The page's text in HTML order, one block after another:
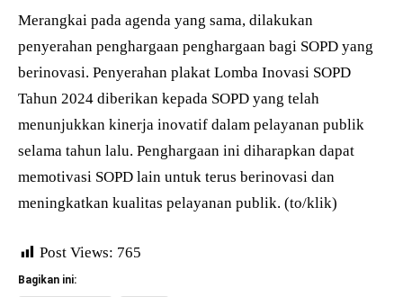
Merangkai pada agenda yang sama, dilakukan
penyerahan penghargaan penghargaan bagi SOPD yang
berinovasi. Penyerahan plakat Lomba Inovasi SOPD
Tahun 2024 diberikan kepada SOPD yang telah
menunjukkan kinerja inovatif dalam pelayanan publik
selama tahun lalu. Penghargaan ini diharapkan dapat
memotivasi SOPD lain untuk terus berinovasi dan
meningkatkan kualitas pelayanan publik. (to/klik)
Post Views: 765
Bagikan ini: